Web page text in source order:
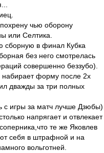
чью оборону
или Селтика.
сборную в финал Кубка
без него смотрелась
совершенно беззубо).
набирает форму после 2х
дважды за три полных
с игры за матч лучше Дзюбы)
напрягает и отвлекает
те же Яковлев
себя в штрафной и на
вольготней.